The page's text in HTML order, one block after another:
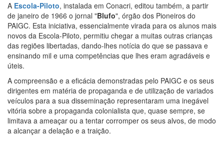
A Escola-Piloto, instalada em Conacri, editou também, a partir
de janeiro de 1966 o jornal "Blufo", órgão dos Pioneiros do
PAIGC. Esta iniciativa, essencialmente virada para os alunos mais
novos da Escola-Piloto, permitiu chegar a muitas outras crianças
das regiões libertadas, dando-lhes notícia do que se passava e
ensinando mil e uma competências que lhes eram agradáveis e
úteis.
A compreensão e a eficácia demonstradas pelo PAIGC e os seus
dirigentes em matéria de propaganda e de utilização de variados
veículos para a sua disseminação representaram uma inegável
vitória sobre a propaganda colonialista que, quase sempre, se
limitava a ameaçar ou a tentar corromper os seus alvos, de modo
a alcançar a delação e a traição.